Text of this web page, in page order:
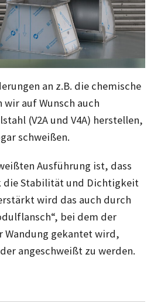
an z.B. die chemische
auf Wunsch auch
(V2A und V4A) herstellen,
schweißen.
Ausführung ist, dass
die Stabilität und Dichtigkeit
wird das auch durch
bei dem der
Wandung gekantet wird,
angeschweißt zu werden.